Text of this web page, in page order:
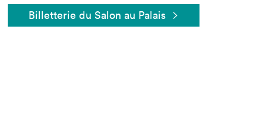
Billetterie du Salon au Palais